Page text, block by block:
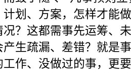
计划、方案，怎样才能
况？这都需事先运筹、
产生疏漏、差错？就是
工作、没做过的事，更